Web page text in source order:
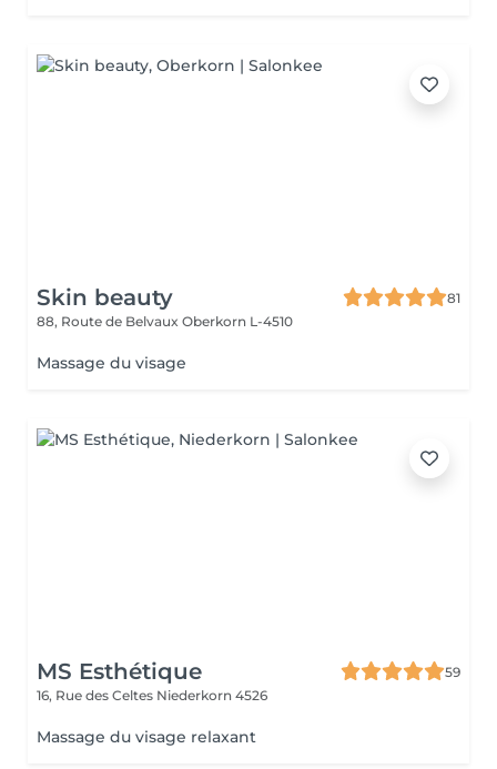
Skin beauty
81
88, Route de Belvaux Oberkorn L-4510
Massage du visage
MS Esthétique
59
16, Rue des Celtes Niederkorn 4526
Massage du visage relaxant